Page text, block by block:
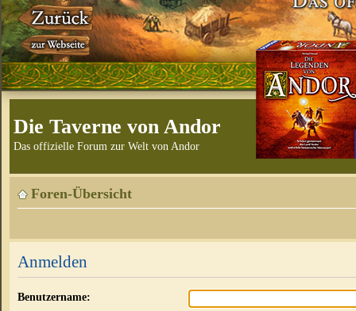
Die Taverne von Andor
Das offizielle Forum zur Welt von Andor
Foren-Übersicht
Anmelden
Benutzername: